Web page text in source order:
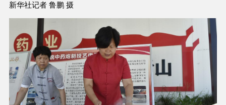
新华社记者 鲁鹏 摄